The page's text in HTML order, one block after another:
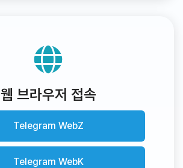
웹 브라우저 접속
Telegram WebZ
Telegram WebK